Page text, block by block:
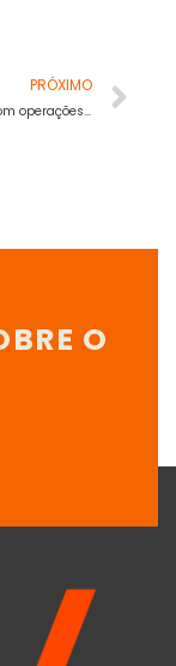
PRÓXIMO
Mesmo com operações proibidas pelo STF, polícia matou 766 em favelas no Rio
O